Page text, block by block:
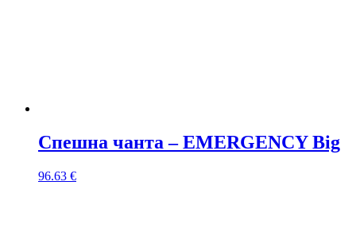
Спешна чанта – EMERGENCY Big
96.63 €